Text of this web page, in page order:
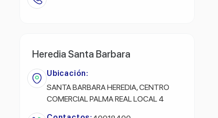
Heredia Santa Barbara
Ubicación:
SANTA BARBARA HEREDIA, CENTRO
COMERCIAL PALMA REAL LOCAL 4